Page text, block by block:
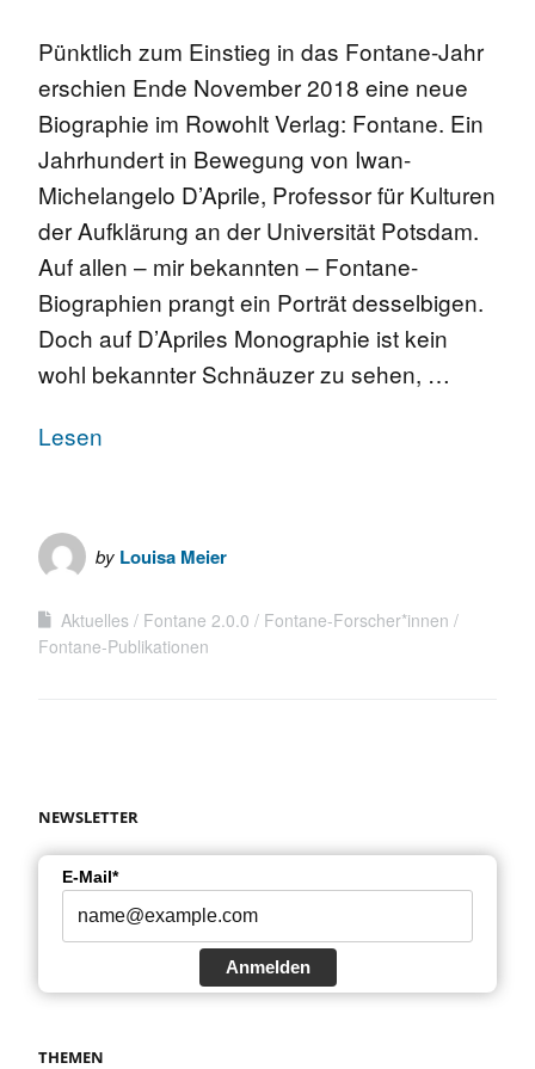
Pünktlich zum Einstieg in das Fontane-Jahr
erschien Ende November 2018 eine neue
Biographie im Rowohlt Verlag: Fontane. Ein
Jahrhundert in Bewegung von Iwan-
Michelangelo D’Aprile, Professor für Kulturen
der Aufklärung an der Universität Potsdam.
Auf allen – mir bekannten – Fontane-
Biographien prangt ein Porträt desselbigen.
Doch auf D’Apriles Monographie ist kein
wohl bekannter Schnäuzer zu sehen, …
Lesen
by Louisa Meier
Aktuelles Fontane 2.0.0
Fontane-Forscher*innen
Fontane-Publikationen
NEWSLETTER
E-Mail*
Anmelden
THEMEN